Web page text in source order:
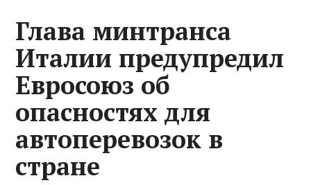
Глава минтранса
Италии предупредил
Евросоюз об
опасностях для
автоперевозок в
стране